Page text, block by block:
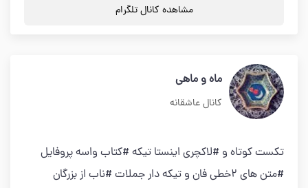
مشاهده کانال تلگرام
ماه و ماهی
کانال عاشقانه
تکست کوتاه و #لاکچری اینستا تیکه #کتاب واسه پروفایل
#متن های ۲خطی فان و تیکه دار جملات #ناب از بزرگان